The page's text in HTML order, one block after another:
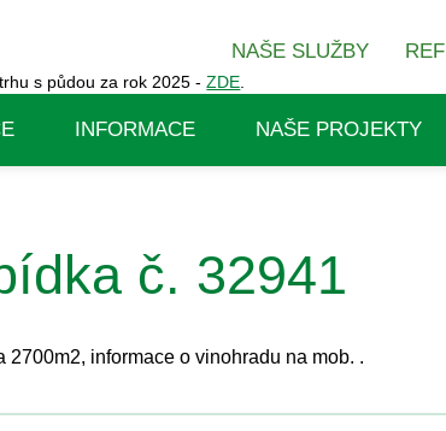
NAŠE SLUŽBY
s půdou za rok 2025 -ZDE
INFORMACE NAŠE PROJEKTY
č. 32941
informace o vinohradu na mob. .